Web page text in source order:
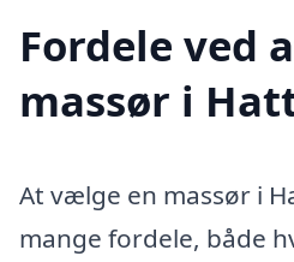
Fordele ved
massør i
At vælge en massør i
mange fordele, både